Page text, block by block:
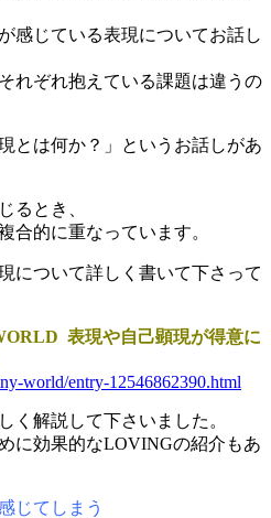
感じている表現についてお話し
れぞれ抱えている課題は違うの
とは何か？」というお話しがあ
るとき、
合的に重なっています。
について詳しく書いて下さって
表現や自己顕現が得意に
world/entry-12546862390.html
く解説して下さいました。
に効果的なLOVINGの紹介もあ
じてしまう